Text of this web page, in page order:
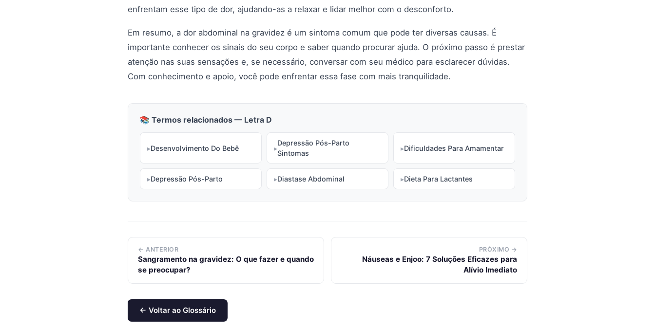
enfrentam esse tipo de dor, ajudando-as a relaxar e lidar melhor com o desconforto.
Em resumo, a dor abdominal na gravidez é um sintoma comum que pode ter diversas causas. É
importante conhecer os sinais do seu corpo e saber quando procurar ajuda. O próximo passo é prestar
atenção nas suas sensações e, se necessário, conversar com seu médico para esclarecer dúvidas.
Com conhecimento e apoio, você pode enfrentar essa fase com mais tranquilidade.
📚 Termos relacionados — Letra D
Desenvolvimento Do Bebê
Depressão Pós-Parto
Sintomas
Dificuldades Para Amamentar
Depressão Pós-Parto Diastase Abdominal Dieta Para Lactantes
← ANTERIOR
Sangramento na gravidez: O que fazer e quando
se preocupar?
PRÓXIMO →
Náuseas e Enjoo: 7 Soluções Eficazes para
Alívio Imediato
← Voltar ao Glossário